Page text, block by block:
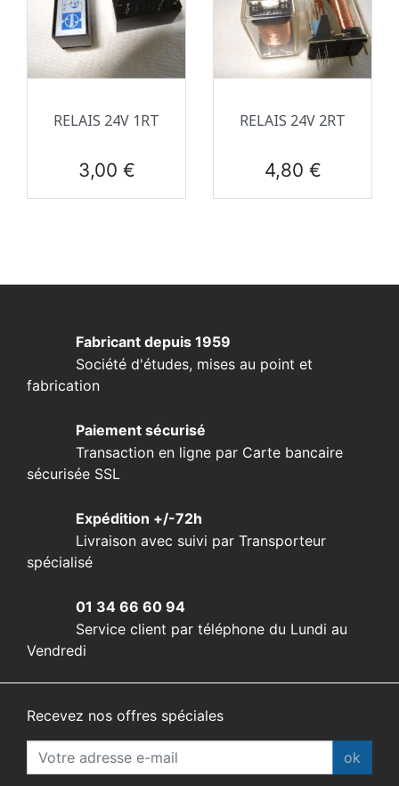
RELAIS 24V 1RT
Prix
3,00 €
RELAIS 24V 2RT
Prix
4,80 €
Fabricant depuis 1959
Société d'études, mises au point et
fabrication
Paiement sécurisé
Transaction en ligne par Carte bancaire
sécurisée SSL
Expédition +/-72h
Livraison avec suivi par Transporteur
spécialisé
01 34 66 60 94
Service client par téléphone du Lundi au
Vendredi
Recevez nos offres spéciales
ok